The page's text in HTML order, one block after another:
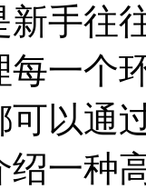
新手往
每一个
可以通
绍一